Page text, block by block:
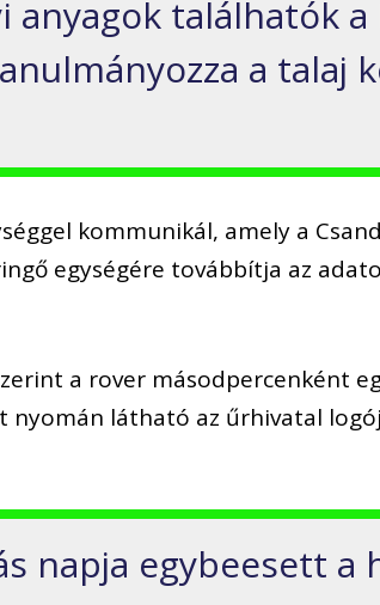
anyagok találhatók a
a talaj
kommunikál, amely a
egységére továbbítja az
a rover másodpercenként
nyomán látható az űrhivatal
napja egybeesett a